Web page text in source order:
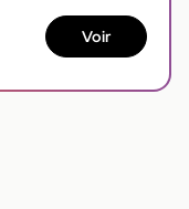
Voir